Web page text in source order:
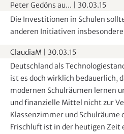
Peter Gedöns au...
30.03.15
Die Investitionen in Schulen
anderen Initiativen insbesondere
ClaudiaM
30.03.15
Deutschland als
ist es doch wirklich bedauerlich,
modernen Schulräumen lernen
und finanzielle Mittel nicht zur
Klassenzimmer und Schulräume
Frischluft ist in der heutigen Zeit